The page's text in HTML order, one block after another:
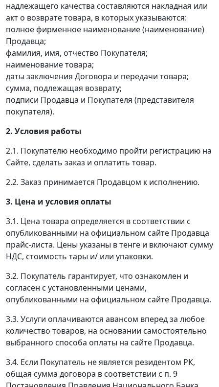
надлежащего качества составляются накладная или
акт о возврате товара, в которых указываются:
полное фирменное наименование (наименование)
Продавца;
фамилия, имя, отчество Покупателя;
наименование товара;
даты заключения Договора и передачи товара;
сумма, подлежащая возврату;
подписи Продавца и Покупателя (представителя
покупателя).
2. Условия работы
2.1. Покупателю необходимо пройти регистрацию на
Сайте, сделать заказ и оплатить товар.
2.2. Заказ принимается Продавцом к исполнению.
3. Цена и условия оплаты
3.1. Цена товара определяется в соответствии с
опубликованными на официальном сайте Продавца
прайс-листа. Цены указаны в тенге и включают сумму
НДС, стоимость тары и/ или упаковки.
3.2. Покупатель гарантирует, что ознакомлен и
согласен с установленными ценами,
опубликованными на официальном сайте Продавца.
3.3. Услуги оплачиваются авансом вперед за любое
количество товаров, на основании самостоятельно
выбранного способа оплаты на сайте Продавца.
3.4. Если Покупатель не является резидентом РК,
общая сумма договора в соответствии с п. 9